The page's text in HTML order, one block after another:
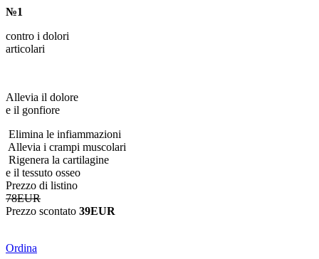
№1
contro i dolori
articolari
Allevia il dolore
e il gonfiore
Elimina le infiammazioni
Allevia i crampi muscolari
Rigenera la cartilagine
e il tessuto osseo
Prezzo di listino
78EUR
Prezzo scontato 39EUR
Ordina